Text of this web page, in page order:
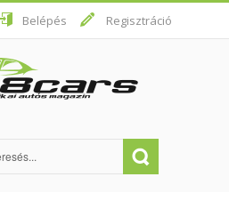
Belépés Regisztráció